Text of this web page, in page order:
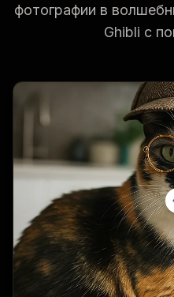
фотографии в
Ghibli с